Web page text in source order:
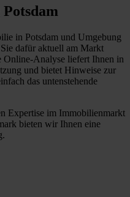
in Potsdam und Umgebung
dafür aktuell am Markt
Online-Analyse liefert Ihnen in
und bietet Hinweise zur
das untenstehende
Expertise im Immobilienmarkt
bieten wir Ihnen eine